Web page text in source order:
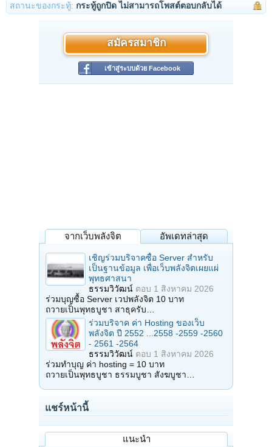
สถานะของกระทู้: กระทู้ถูกปิด ไม่สามารถโพสต์ตอบกลับได้
สมัครสมาชิก
เข้าสู่ระบบด้วย Facebook
จากเว็บพลังจิต อัพเดทล่าสุด
เชิญร่วมบริจาคซื้อ Server สำหรับ
เป็นฐานข้อมูล เพื่อเว็บพลังจิตเผยแผ่
พุทธศาสนา
ธรรมวิวัฒน์ ตอบ 1 สิงหาคม 2026
ร่วมบุญซื้อ Server เวปพลังจิต 10 บาท
ถวายเป็นพุทธบูชา สาธุครับ…
ร่วมบริจาค ค่า Hosting ของเว็บ
พลังจิต ปี 2552 ...2558 -2559 -2560
- 2561 -2564
ธรรมวิวัฒน์ ตอบ 1 สิงหาคม 2026
ร่วมทำบุญ ค่า hosting = 10 บาท
ถวายเป็นพุทธบูชา ธรรมบูชา สังฆบูชา…
แชร์หน้านี้
แนะนำ